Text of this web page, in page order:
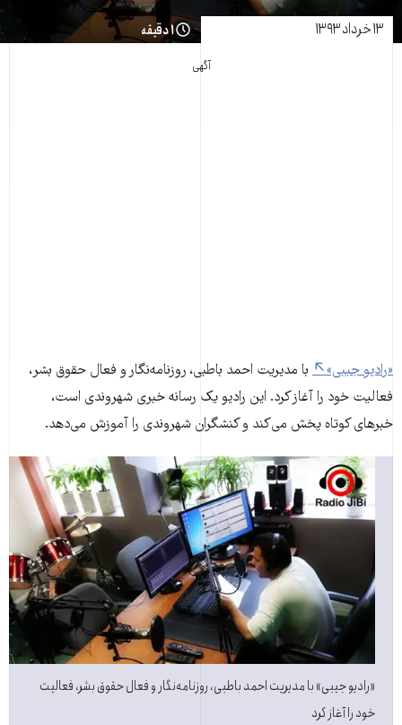
۱۳ خرداد ۱۳۹۳ ۱ دقیقه
آگهی
«رادیو جیبی»
با مدیریت احمد باطبی، روزنامه‌نگار و فعال حقوق بشر،
فعالیت خود را آغاز کرد. این رادیو یک رسانه خبری شهروندی است،
خبرهای کوتاه پخش می‌کند و کنشگران شهروندی را آموزش می‌دهد.
«رادیو جیبی» با مدیریت احمد باطبی، روزنامه‌نگار و فعال حقوق بشر، فعالیت
خود را آغاز کرد